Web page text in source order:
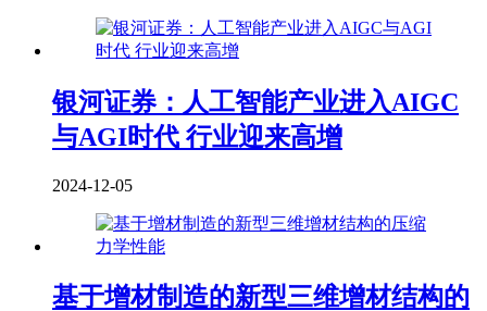
银河证券：人工智能产业进入AIGC
与AGI时代 行业迎来高增
2024-12-05
基于增材制造的新型三维增材结构的